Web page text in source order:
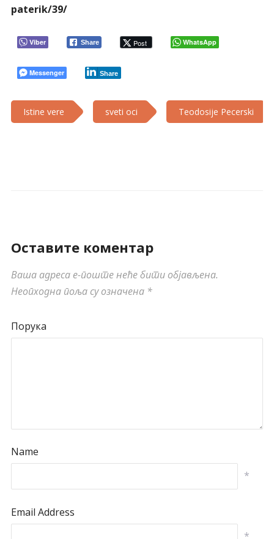
paterik/39/
Viber Share Post WhatsApp
Messenger Share
Istine vere sveti oci Teodosije Pecerski
Оставите коментар
Ваша адреса е-поште неће бити објављена.
Неопходна поља су означена *
Порука
Name
*
Email Address
*